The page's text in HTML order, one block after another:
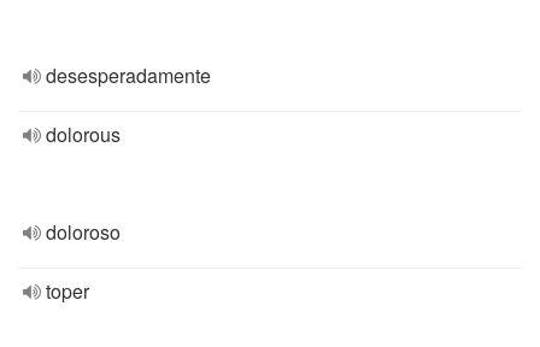
desesperadamente
dolorous
doloroso
toper